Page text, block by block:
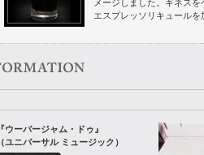
メージしました。ギネス
エスプレッソリキュール
『ウーバージャム・ドゥ』
（ユニバーサル ミュージック）